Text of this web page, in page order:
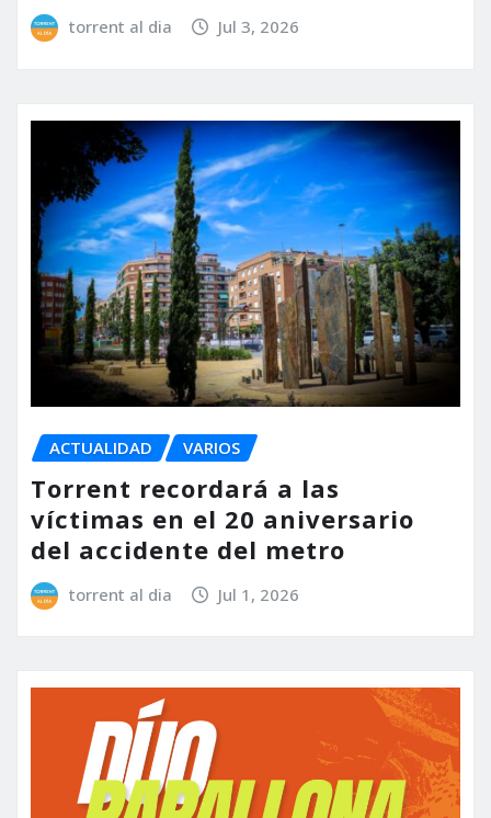
torrent al dia Jul 3, 2026
ACTUALIDAD VARIOS
Torrent recordará a las
víctimas en el 20 aniversario
del accidente del metro
torrent al dia Jul 1, 2026